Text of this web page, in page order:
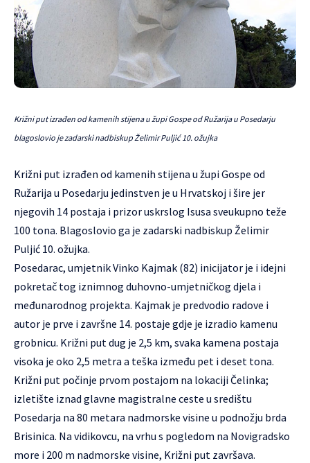
Križni put izrađen od kamenih stijena u župi Gospe od Ružarija u Posedarju
blagoslovio je zadarski nadbiskup Želimir Puljić 10. ožujka
Križni put izrađen od kamenih stijena u župi Gospe od
Ružarija u Posedarju jedinstven je u Hrvatskoj i šire jer
njegovih 14 postaja i prizor uskrslog Isusa sveukupno teže
100 tona. Blagoslovio ga je zadarski nadbiskup Želimir
Puljić 10. ožujka.
Posedarac, umjetnik Vinko Kajmak (82) inicijator je i idejni
pokretač tog iznimnog duhovno-umjetničkog djela i
međunarodnog projekta. Kajmak je predvodio radove i
autor je prve i završne 14. postaje gdje je izradio kamenu
grobnicu. Križni put dug je 2,5 km, svaka kamena postaja
visoka je oko 2,5 metra a teška između pet i deset tona.
Križni put počinje prvom postajom na lokaciji Čelinka;
izletište iznad glavne magistralne ceste u središtu
Posedarja na 80 metara nadmorske visine u podnožju brda
Brisinica. Na vidikovcu, na vrhu s pogledom na Novigradsko
more i 200 m nadmorske visine, Križni put završava.